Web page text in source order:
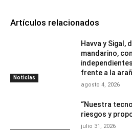
Artículos relacionados
Noticias
Havva y Sigal,
mandarino,
frente a la
agosto 4, 2026
“Nuestra
riesgos y
julio 31, 2026